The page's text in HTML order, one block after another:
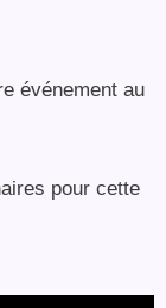
événement au
pour cette